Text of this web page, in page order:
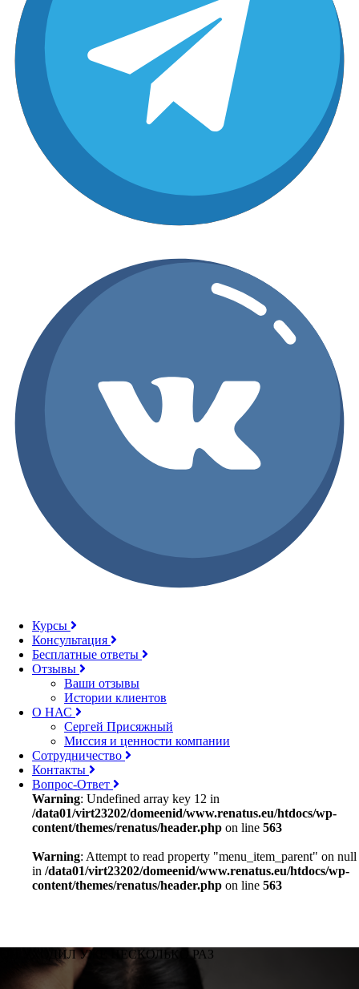
Курсы
Консультация
Бесплатные ответы
Отзывы
Ваши отзывы
Истории клиентов
О НАС
Сергей Присяжный
Миссия и ценности компании
Cотрудничество
Контакты
Вопрос-Ответ
Warning: Undefined array key 12 in
/data01/virt23202/domeenid/www.renatus.eu/htdocs/wp-
content/themes/renatus/header.php on line 563
Warning: Attempt to read property "menu_item_parent" on null
in /data01/virt23202/domeenid/www.renatus.eu/htdocs/wp-
content/themes/renatus/header.php on line 563
ОН УХОДИЛ УЖЕ НЕСКОЛЬКО РАЗ